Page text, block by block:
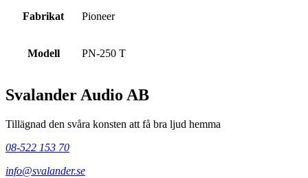
Fabrikat Pioneer
Modell PN-250 T
Svalander Audio AB
Tillägnad den svåra konsten att få bra ljud hemma
08-522 153 70
info@svalander.se